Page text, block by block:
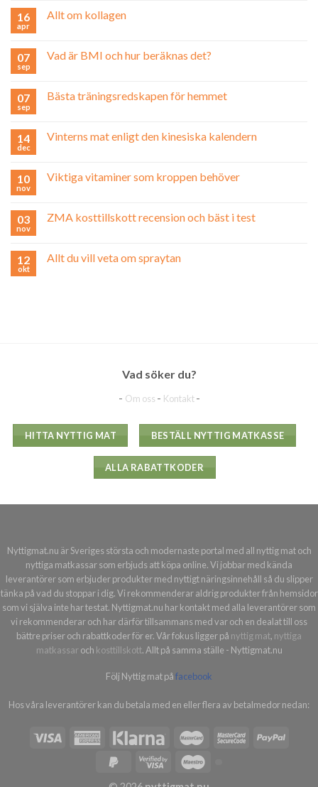
16
apr
Allt om kollagen
07
sep
Vad är BMI och hur beräknas det?
07
sep
Bästa träningsredskapen för hemmet
14
dec
Vinterns mat enligt den kinesiska kalendern
10
nov
Viktiga vitaminer som kroppen behöver
03
nov
ZMA kosttillskott recension och bäst i test
12
okt
Allt du vill veta om spraytan
Vad söker du?
- Om oss - Kontakt-
HITTA NYTTIG MAT BESTÄLL NYTTIG MATKASSE
ALLA RABATTKODER
Nyttigmat.nu är Sveriges största och modernaste portal med all nyttig mat och
nyttiga matkassar som erbjuds att köpa online. Vi jobbar med kända
leverantörer som erbjuder produkter med nyttigt näringsinnehåll så du slipper
tänka på vad du stoppar i dig. Vi rekommenderar aldrig produkter från hemsidor
som vi själva inte har testat. Nyttigmat.nu har kontakt med alla leverantörer som
vi rekommenderar och har därför tillsammans med var och en dealat till oss
bättre priser och rabattkoder för er. Vår fokus ligger på nyttig mat, nyttiga
matkassaroch kosttillskott. Allt på samma ställe - Nyttigmat.nu
Följ Nyttig mat påfacebook
Hos våra leverantörer kan du betala med en eller flera av betalmedor nedan: